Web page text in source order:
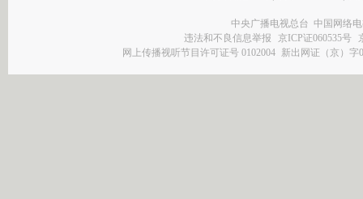
中央广播电视总台 中国网络
违法和不良信息举报
京ICP证060535号
网上传播视听节目许可证号 0102004 新出网证（京）